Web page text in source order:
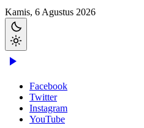
Kamis, 6 Agustus 2026
Facebook
Twitter
Instagram
YouTube